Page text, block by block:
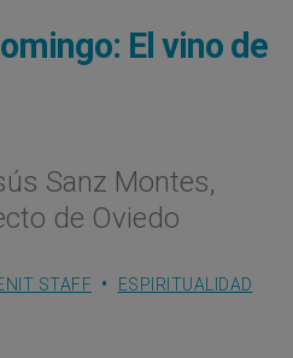
El vino de
Sanz Montes,
de Oviedo
STAFF ESPIRITUALIDAD